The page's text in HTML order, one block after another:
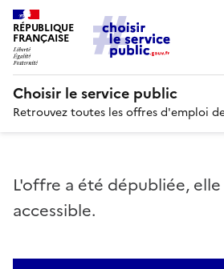
RÉPUBLIQUE
FRANÇAISE
Choisir le service public
Retrouvez toutes les offres d'emploi
L'offre a été dépubliée,
accessible.